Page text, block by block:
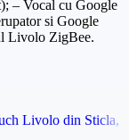
– Vocal cu Google
si Google
Livolo ZigBee.